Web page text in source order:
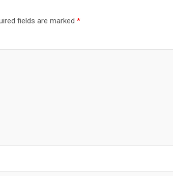
fields are marked *